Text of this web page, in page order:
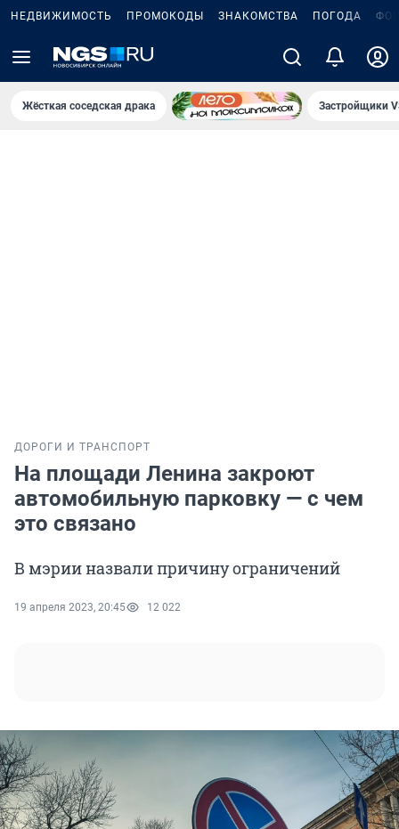
НЕДВИЖИМОСТЬ ПРОМОКОДЫ ЗНАКОМСТВА ПОГОДА
Жёсткая соседская драка Застройщики
ДОРОГИ И ТРАНСПОРТ
На площади Ленина закроют
автомобильную парковку — с чем
это связано
В мэрии назвали причину ограничений
19 апреля 2023, 20:45 12 022